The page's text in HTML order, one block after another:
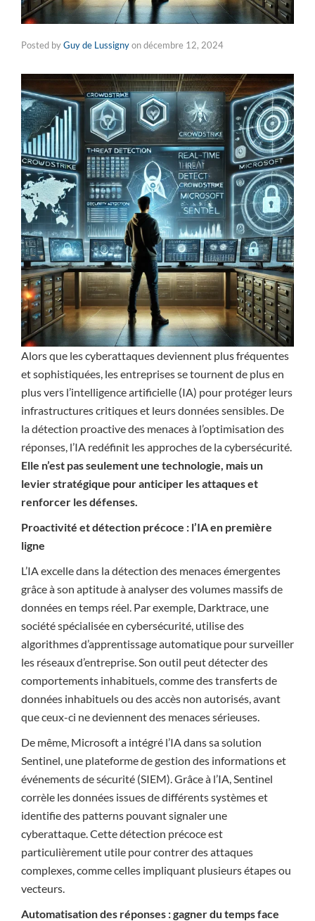
Posted byGuy de Lussignyondécembre 12, 2024
Alors que les cyberattaques deviennent plus fréquentes
et sophistiquées, les entreprises se tournent de plus en
plus vers l’intelligence artificielle (IA) pour protéger leurs
infrastructures critiques et leurs données sensibles. De
la détection proactive des menaces à l’optimisation des
réponses, l’IA redéfinit les approches de la cybersécurité.
Elle n’est pas seulement une technologie, mais un
levier stratégique pour anticiper les attaques et
renforcer les défenses.
Proactivité et détection précoce : l’IA en première
ligne
L’IA excelle dans la détection des menaces émergentes
grâce à son aptitude à analyser des volumes massifs de
données en temps réel. Par exemple, Darktrace, une
société spécialisée en cybersécurité, utilise des
algorithmes d’apprentissage automatique pour surveiller
les réseaux d’entreprise. Son outil peut détecter des
comportements inhabituels, comme des transferts de
données inhabituels ou des accès non autorisés, avant
que ceux-ci ne deviennent des menaces sérieuses.
De même, Microsoft a intégré l’IA dans sa solution
Sentinel, une plateforme de gestion des informations et
événements de sécurité (SIEM). Grâce à l’IA, Sentinel
corrèle les données issues de différents systèmes et
identifie des patterns pouvant signaler une
cyberattaque. Cette détection précoce est
particulièrement utile pour contrer des attaques
complexes, comme celles impliquant plusieurs étapes ou
vecteurs.
Automatisation des réponses : gagner du temps face